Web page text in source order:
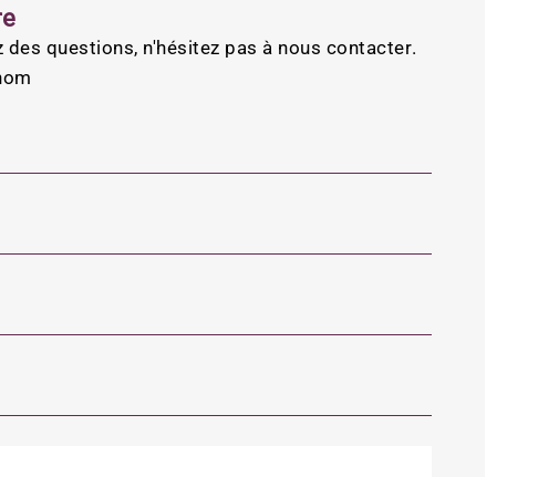
des questions, n'hésitez pas à nous contacter.